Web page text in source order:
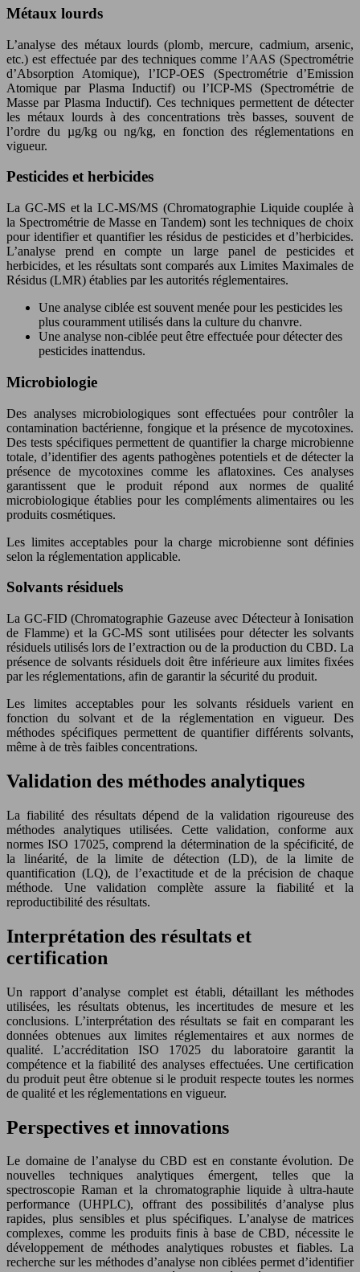
Métaux lourds
L’analyse des métaux lourds (plomb, mercure, cadmium, arsenic,
etc.) est effectuée par des techniques comme l’AAS (Spectrométrie
d’Absorption Atomique), l’ICP-OES (Spectrométrie d’Emission
Atomique par Plasma Inductif) ou l’ICP-MS (Spectrométrie de
Masse par Plasma Inductif). Ces techniques permettent de détecter
les métaux lourds à des concentrations très basses, souvent de
l’ordre du µg/kg ou ng/kg, en fonction des réglementations en
vigueur.
Pesticides et herbicides
La GC-MS et la LC-MS/MS (Chromatographie Liquide couplée à
la Spectrométrie de Masse en Tandem) sont les techniques de choix
pour identifier et quantifier les résidus de pesticides et d’herbicides.
L’analyse prend en compte un large panel de pesticides et
herbicides, et les résultats sont comparés aux Limites Maximales de
Résidus (LMR) établies par les autorités réglementaires.
Une analyse ciblée est souvent menée pour les pesticides les
plus couramment utilisés dans la culture du chanvre.
Une analyse non-ciblée peut être effectuée pour détecter des
pesticides inattendus.
Microbiologie
Des analyses microbiologiques sont effectuées pour contrôler la
contamination bactérienne, fongique et la présence de mycotoxines.
Des tests spécifiques permettent de quantifier la charge microbienne
totale, d’identifier des agents pathogènes potentiels et de détecter la
présence de mycotoxines comme les aflatoxines. Ces analyses
garantissent que le produit répond aux normes de qualité
microbiologique établies pour les compléments alimentaires ou les
produits cosmétiques.
Les limites acceptables pour la charge microbienne sont définies
selon la réglementation applicable.
Solvants résiduels
La GC-FID (Chromatographie Gazeuse avec Détecteur à Ionisation
de Flamme) et la GC-MS sont utilisées pour détecter les solvants
résiduels utilisés lors de l’extraction ou de la production du CBD. La
présence de solvants résiduels doit être inférieure aux limites fixées
par les réglementations, afin de garantir la sécurité du produit.
Les limites acceptables pour les solvants résiduels varient en
fonction du solvant et de la réglementation en vigueur. Des
méthodes spécifiques permettent de quantifier différents solvants,
même à de très faibles concentrations.
Validation des méthodes analytiques
La fiabilité des résultats dépend de la validation rigoureuse des
méthodes analytiques utilisées. Cette validation, conforme aux
normes ISO 17025, comprend la détermination de la spécificité, de
la linéarité, de la limite de détection (LD), de la limite de
quantification (LQ), de l’exactitude et de la précision de chaque
méthode. Une validation complète assure la fiabilité et la
reproductibilité des résultats.
Interprétation des résultats et
certification
Un rapport d’analyse complet est établi, détaillant les méthodes
utilisées, les résultats obtenus, les incertitudes de mesure et les
conclusions. L’interprétation des résultats se fait en comparant les
données obtenues aux limites réglementaires et aux normes de
qualité. L’accréditation ISO 17025 du laboratoire garantit la
compétence et la fiabilité des analyses effectuées. Une certification
du produit peut être obtenue si le produit respecte toutes les normes
de qualité et les réglementations en vigueur.
Perspectives et innovations
Le domaine de l’analyse du CBD est en constante évolution. De
nouvelles techniques analytiques émergent, telles que la
spectroscopie Raman et la chromatographie liquide à ultra-haute
performance (UHPLC), offrant des possibilités d’analyse plus
rapides, plus sensibles et plus spécifiques. L’analyse de matrices
complexes, comme les produits finis à base de CBD, nécessite le
développement de méthodes analytiques robustes et fiables. La
recherche sur les méthodes d’analyse non ciblées permet d’identifier